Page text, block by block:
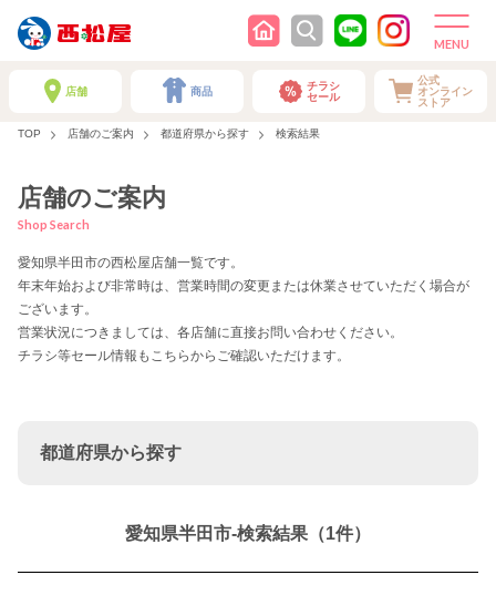
店舗 商品
チラシ
セール
公式
オンライン
ストア
TOP 店舗のご案内 都道府県から探す 検索結果
店舗のご案内
Shop Search
愛知県半田市の西松屋店舗一覧です。
年末年始および非常時は、営業時間の変更または休業させていただく場合が
ございます。
営業状況につきましては、各店舗に直接お問い合わせください。
チラシ等セール情報もこちらからご確認いただけます。
都道府県から探す
愛知県半田市-検索結果（1件）